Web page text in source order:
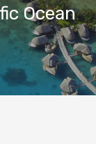
Ocean